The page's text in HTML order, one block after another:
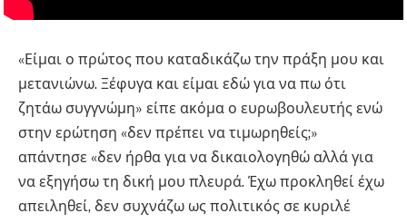
«Είμαι ο πρώτος που καταδικάζω την πράξη μου και
μετανιώνω. Ξέφυγα και είμαι εδώ για να πω ότι
ζητάω συγγνώμη» είπε ακόμα ο ευρωβουλευτής ενώ
στην ερώτηση «δεν πρέπει να τιμωρηθείς;»
απάντησε «δεν ήρθα για να δικαιολογηθώ αλλά για
να εξηγήσω τη δική μου πλευρά. Έχω προκληθεί έχω
απειληθεί, δεν συχνάζω ως πολιτικός σε κυριλέ